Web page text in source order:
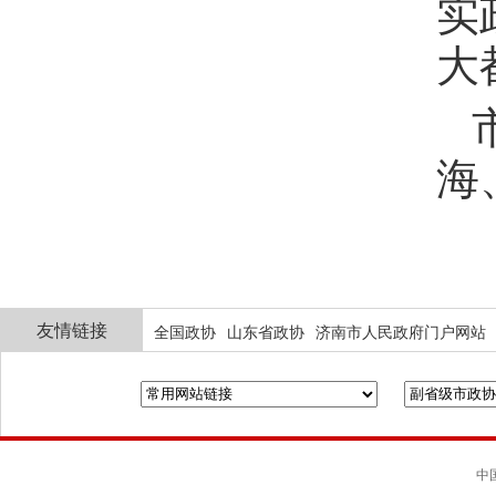
大
海
友情链接 全国政协 山东省政协 济南市人民政府门户网站
中